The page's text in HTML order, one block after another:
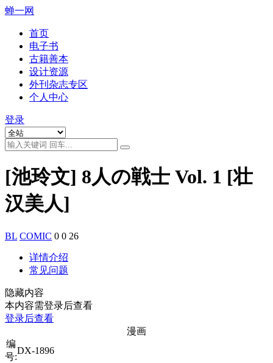
蝉一网
首页
电子书
古籍善本
设计资源
外刊杂志专区
个人中心
登录
[池玲文] 8人の戦士 Vol. 1 [壮
汉美人]
BL COMIC 0 0 26
详情介绍
常见问题
隐藏内容
本内容需登录后查看
登录后查看
漫画
编
号:
DX-1896